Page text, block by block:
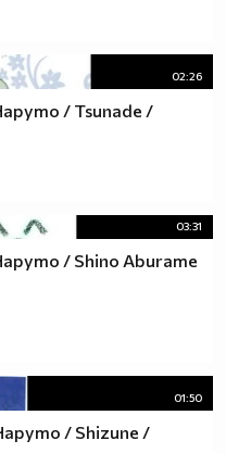
02:26
/ Tsunade /
03:31
/ Shino Aburame
01:50
/ Shizune /